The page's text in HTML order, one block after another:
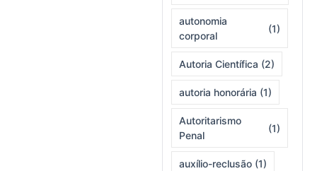
autonomia
corporal
(1)
Autoria Científica (2)
autoria honorária (1)
Autoritarismo
Penal
(1)
auxílio-reclusão (1)